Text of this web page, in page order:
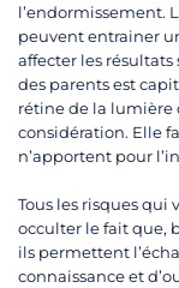
l’endormissement.
peuvent entrainer
affecter les résultats
des parents est
rétine de la lumière
considération. Elle
n’apportent pour
Tous les risques qui
occulter le fait que,
ils permettent
connaissance et